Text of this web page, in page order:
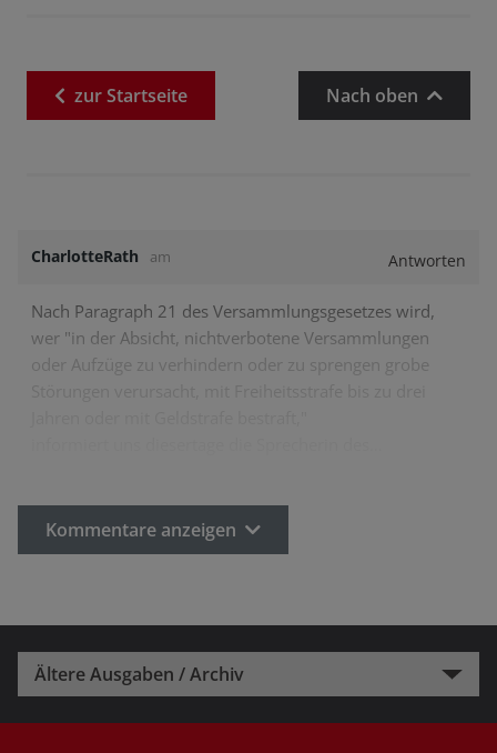
zurStartseite Nach oben
CharlotteRath am Antworten
Nach Paragraph 21 des Versammlungsgesetzes wird,
wer "in der Absicht, nichtverbotene Versammlungen
oder Aufzüge zu verhindern oder zu sprengen grobe
Kommentare anzeigen
Ältere Ausgaben / Archiv